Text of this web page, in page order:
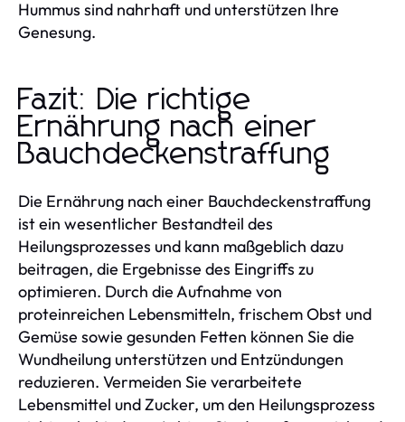
Hummus sind nahrhaft und unterstützen Ihre
Genesung.
Fazit: Die richtige
Ernährung nach einer
Bauchdeckenstraffung
Die Ernährung nach einer Bauchdeckenstraffung
ist ein wesentlicher Bestandteil des
Heilungsprozesses und kann maßgeblich dazu
beitragen, die Ergebnisse des Eingriffs zu
optimieren. Durch die Aufnahme von
proteinreichen Lebensmitteln, frischem Obst und
Gemüse sowie gesunden Fetten können Sie die
Wundheilung unterstützen und Entzündungen
reduzieren. Vermeiden Sie verarbeitete
Lebensmittel und Zucker, um den Heilungsprozess